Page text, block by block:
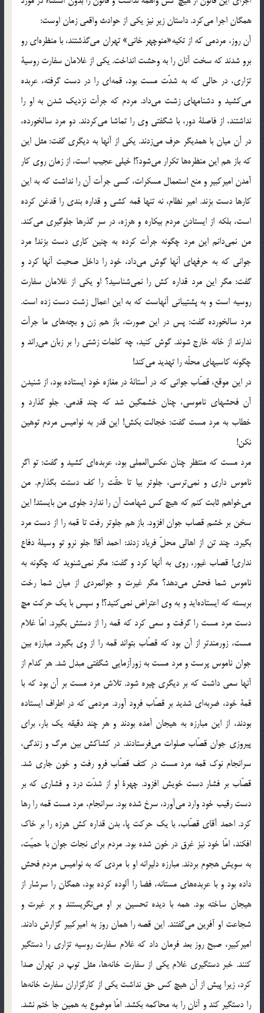
همگان اجرا مي‌كرد. داستان زير نيز يكي از حوادث واقعي زمان اوست:
آن روز، مردمي كه از تكيه«منوچهر خاني» تهران مي‌گذشتند، با منظره‌اي رو
برو شدند كه سخت آنان را به وحشت انداخت. يكي از غلامان سفارت روسية
تزاري، در حالي كه به شدّت مست بود، قمه‌اي را در دست گرفته، عربده
مي‌كشيد و دشنامهاي زشت مي‌داد. مردم كه جرأت نزديك شدن به او را
نداشتند، از فاصلة دور، با شگفتي وي را تماشا مي‌كردند. دو مرد سالخورده،
در آن ميان با همديگر حرف مي‌زدند. يكي از آنها به ديگري گفت: مثل اين
كه باز هم اين منظره‌ها تكرار مي‌شود؟! خيلي عجيب است، از زمان روي كار
آمدن اميركبير و منع استعمال مسكرات، كسي جرأت آن را نداشت كه به اين
كارها دست بزند. امير نظام، نه تنها قمه كشي و قداره بندي را قدغن كرده
است، بلكه از ايستادن مردم بيكاره و هرزه، در سر گذرها جلوگيري مي‌كند.
من نمي‌دانم اين مرد چگونه جرأت كرده به چنين كاري دست بزند! مرد
جواني كه به حرفهاي آنها گوش مي‌داد، خود را داخل صحبت آنها كرد و
گفت: مگر اين مرد قداره كش را نمي‌شناسيد؟ او يكي از غلامان سفارت
روسيه است و به پشتيباني آنهاست كه به اين اعمال زشت دست زده است.
مرد سالخورده گفت: پس در اين صورت، باز هم زن و بچه‌هاي ما جرأت
ندارند از خانه خارج شوند. گوش كنيد، چه كلمات زشتي را بر زبان مي‌راند و
چگونه كاسبهاي محلّه را تهديد مي‌كند!
در اين موقع، قصّاب جواني كه در آستانة در مغازه خود ايستاده بود، از شنيدن
آن فحشهاي ناموسي، چنان خشمگين شد كه چند قدمي. جلو گذارد و
خطاب به مرد مست گفت: خجالت بكش! اين قدر به نواميس مردم توهين
نكن!
مرد مست كه منتظر چنان عكس‌العملي بود، عربده‌اي كشيد و گفت: تو اگر
ناموس داري و نمي‌ترسي، جلوتر بيا تا حقّت را كف دستت بگذارم. من
مي‌خواهم ثابت كنم كه هيچ كس شهامت آن را ندارد جلوي من بايستد! اين
سخن بر خشم قصاب جوان افزود. باز هم جلوتر رفت تا قمه را از دست مرد
بگيرد. چند تن از اهالي محلّ فرياد زدند: احمد آقا! جلو نرو تو وسيلة دفاع
نداري! قصاب غيور، روي به آنها كرد و گفت: مگر نمي‌شنويد كه چگونه به
ناموس شما فحش مي‌دهد؟ مگر غيرت و جوانمردي از ميان شما رخت
بربسته كه ايستاده‌ايد و به وي اعتراض نمي‌كنيد؟! و سپس با يك حركت مچ
دست مرد مست را گرفت و سعي كرد كه قمه را از دستش بگيرد. امّا غلام
مست، زورمندتر از آن بود كه قصّاب بتواند قمه را از وي بگيرد. مبارزه بين
جوان ناموس پرست و مرد مست به زورآزمايي شگفتي مبدل شد. هر كدام از
آنها سعي داشت كه بر ديگري چيره شود. تلاش مرد مست بر آن بود كه با
قمة خود، ضربه‌اي شديد بر قصّاب فرود آورد. مردمي كه در اطراف ايستاده
بودند، از اين مبارزه به هيجان آمده بودند و هر چند دقيقه يك بار، براي
پيروزي جوان قصّاب صلوات مي‌فرستادند. در كشاكش بين مرگ و زندگي،
سرانجام نوك قمه مرد مست در كتف قصّاب فرو رفت و خون جاري شد.
قصّاب بر فشار دست خويش افزود. چهرة او از شدّت درد و فشاري كه بر
دست رقيب خود وارد مي‌آورد، سرخ شده بود. سرانجام، مرد مست قمه را رها
كرد. احمد آقاي قصّاب، با يك حركت پا، بدن قداره كش هرزه را بر خاك
افكند، امّا خود نيز غرق در خون شده بود. مردم براي نجات جوان با حميّت،
به سويش هجوم بردند. مبارزه دليرانه او با مردي كه به نواميس مردم فحش
داده بود و با عربده‌هاي مستانه، فضا را آلوده كرده بود، همگان را سرشار از
هيجان ساخته بود. همه با ديده تحسين بر او مي‌نگريستند و بر غيرت و
شجاعت او آفرين مي‌گفتند. اين قصه را همان روز به اميركبير گزارش دادند.
اميركبير، صبح روز بعد فرمان داد كه غلام سفارت روسيه تزاري را دستگير
كنند. خبر دستگيري غلام يكي از سفارت خانه‌ها، مثل توپ در تهران صدا
كرد، زيرا پيش از آن هيچ كس حق نداشت يكي از كارگزاران سفارت خانه‌ها
را دستگير كند و آنان را به محاكمه بكشد. امّا موضوع به همين جا ختم نشد.